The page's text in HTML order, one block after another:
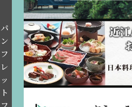
パ
ン
フ
レ
ッ
ト